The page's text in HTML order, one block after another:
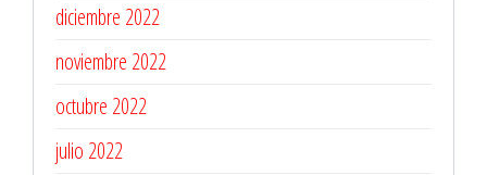
diciembre 2022
noviembre 2022
octubre 2022
julio 2022